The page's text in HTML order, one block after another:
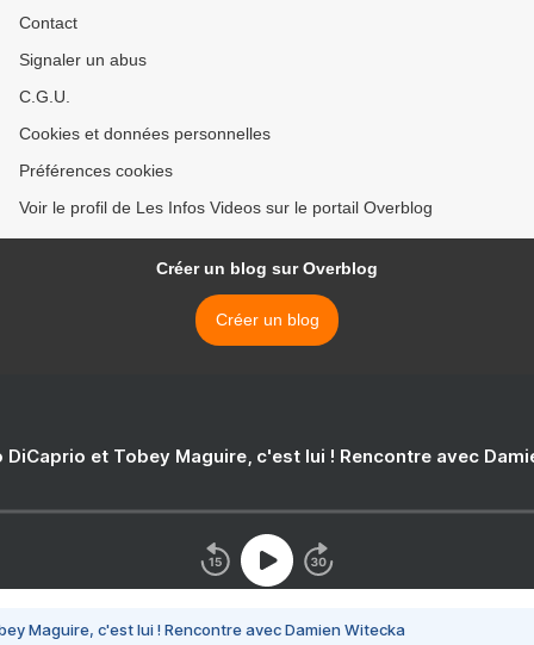
Contact
Signaler un abus
C.G.U.
Cookies et données personnelles
Préférences cookies
Voir le profil de Les Infos Videos sur le portail Overblog
Créer un blog sur Overblog
Créer un blog
DiCaprio et Tobey Maguire, c'est lui ! Rencontre avec
Maguire, c'est lui ! Rencontre avec Damien Witecka